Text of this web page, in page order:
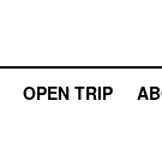
OPEN TRIP